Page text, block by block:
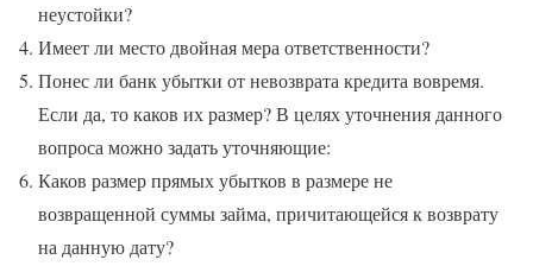
неустойки?
Имеет ли место двойная мера ответственности?
Понес ли банк убытки от невозврата кредита вовремя.
Если да, то каков их размер? В целях уточнения данного
вопроса можно задать уточняющие:
Каков размер прямых убытков в размере не
возвращенной суммы займа, причитающейся к возврату
на данную дату?